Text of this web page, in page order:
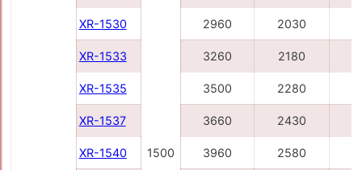
1500
XR-1530 2960 2030
XR-1533 3260 2180
XR-1535 3500 2280
XR-1537 3660 2430
XR-1540 3960 2580